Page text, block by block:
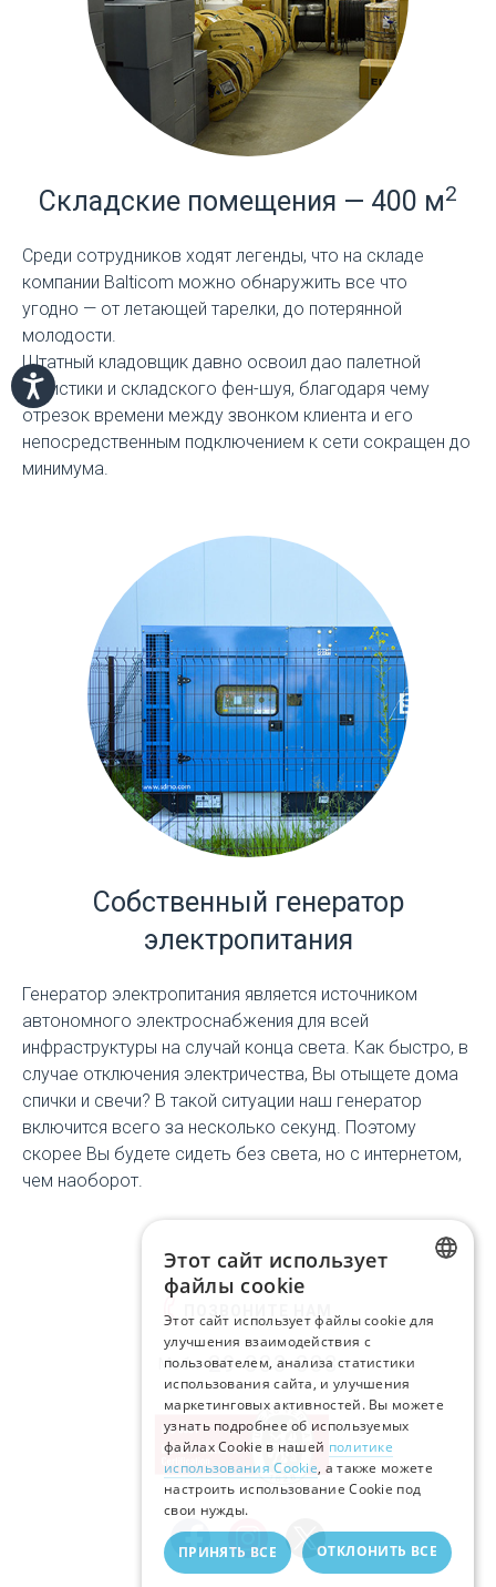
Складские помещения — 400 м2
Среди сотрудников ходят легенды, что на складе
компании Balticom можно обнаружить все что
угодно — от летающей тарелки, до потерянной
молодости.
Штатный кладовщик давно освоил дао палетной
логистики и складского фен-шуя, благодаря чему
отрезок времени между звонком клиента и его
непосредственным подключением к сети сокращен до
минимума.
Собственный генератор
электропитания
Генератор электропитания является источником
автономного электроснабжения для всей
инфраструктуры на случай конца света. Как быстро, в
случае отключения электричества, Вы отыщете дома
спички и свечи? В такой ситуации наш генератор
включится всего за несколько секунд. Поэтому
скорее Вы будете сидеть без света, но с интернетом,
чем наоборот.
Моб.: 29-333-333
ENGLISH
Этот сайт использует
файлы cookie
Этот сайт использует файлы cookie для
улучшения взаимодействия с
пользователем, анализа статистики
использования сайта, и улучшения
маркетинговых активностей. Вы можете
узнать подробнее об используемых
файлах Cookie в нашей политике
использования Cookie, а также можете
настроить использование Cookie под
свои нужды.
ПРИНЯТЬ ВСЕ ОТКЛОНИТЬ ВСЕ